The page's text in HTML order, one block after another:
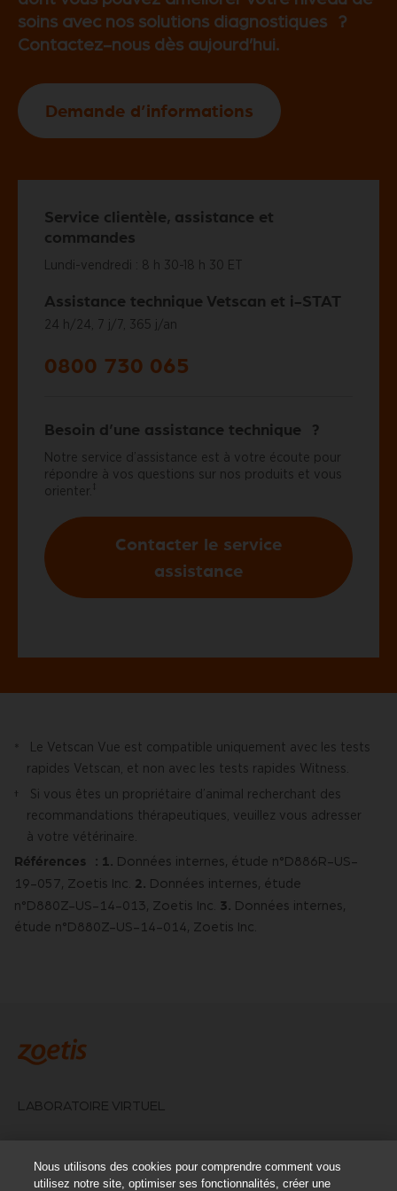
soins avec nos solutions diagnostiques ?
Contactez-nous dès aujourd’hui.
Demande d’informations
Service clientèle, assistance et
commandes
Lundi-vendredi : 8 h 30-18 h 30 ET
Assistance technique Vetscan et i-STAT
24 h/24, 7 j/7, 365 j/an
0800 730 065
Besoin d’une assistance technique ?
Notre service d’assistance est à votre écoute pour
répondre à vos questions sur nos produits et vous
orienter. ‡
Contacter le service
assistance
*
Le Vetscan Vue est compatible uniquement avec les tests
rapides Vetscan, et non avec les tests rapides Witness.
†
Si vous êtes un propriétaire d’animal recherchant des
recommandations thérapeutiques, veuillez vous adresser
à votre vétérinaire.
Références : 1. Données internes, étude n°D886R-US-
19-057, Zoetis Inc. 2. Données internes, étude
n°D880Z-US-14-013, Zoetis Inc. 3. Données internes,
étude n°D880Z-US-14-014, Zoetis Inc.
LABORATOIRE VIRTUEL
POURQUOI ZOETIS ?
Nous utilisons des cookies pour comprendre comment vous
utilisez notre site, optimiser ses fonctionnalités, créer une